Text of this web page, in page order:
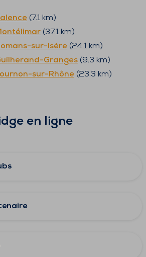
(7.1 km)
(37.1 km)
sur-Isère (24.1 km)
Granges (9.3 km)
sur-Rhône (23.3 km)
en ligne